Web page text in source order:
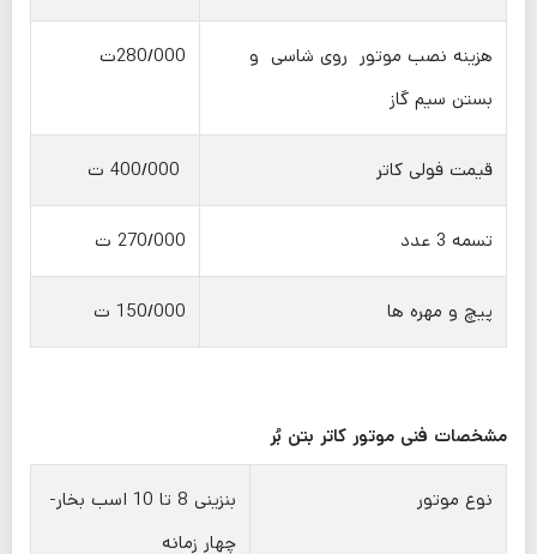
هزینه نصب موتور روی شاسی و
بستن سیم گاز
280/000ت
قیمت فولی کاتر
تسمه 3 عدد 270/000 ت
پیچ و مهره ها 150/000 ت
مشخصات فنی موتور کاتر بتن بُر
نوع موتور
بنزینی 8 تا 10 اسب بخار-
چهار زمانه